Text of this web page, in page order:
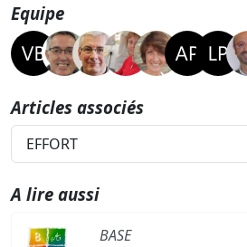
Equipe
Articles associés
EFFORT
A lire aussi
BASE